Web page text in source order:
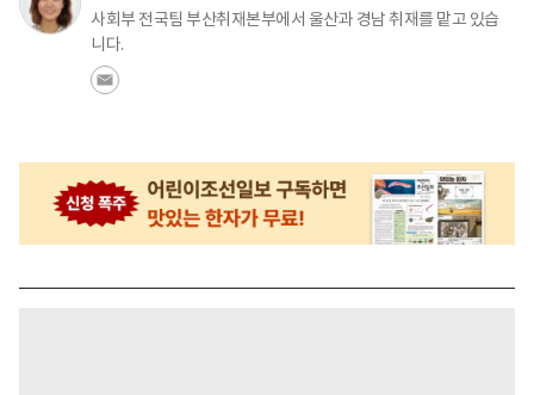
사회부 전국팀 부산취재본부에서 울산과 경남 취재를 맡고 있습
니다.